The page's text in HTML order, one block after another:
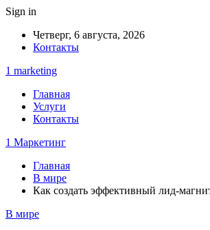
Sign in
Четверг, 6 августа, 2026
Контакты
1 marketing
Главная
Услуги
Контакты
1 Маркетинг
Главная
В мире
Как создать эффективный лид-
В мире